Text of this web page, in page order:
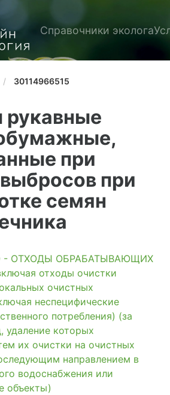
Справочники эколога
30114966515
при
при
семян
- ОТХОДЫ ОБРАБАТЫВАЮЩИХ
отходы очистки
очистных
неспецифические
потребления) (за
удаление которых
их очистки на очистных
направлением в
водоснабжения или
объекты)